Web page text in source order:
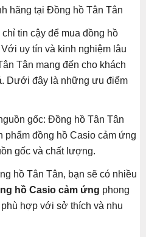
hãng tại Đồng hồ Tân Tân
tin cậy để mua đồng hồ
uy tín và kinh nghiệm lâu
Tân mang đến cho khách
Dưới đây là những ưu điểm
gốc: Đồng hồ Tân Tân
phẩm đồng hồ Casio cảm ứng
gốc và chất lượng.
hồ Tân Tân, bạn sẽ có nhiều
hồ Casio cảm ứng phong
hợp với sở thích và nhu